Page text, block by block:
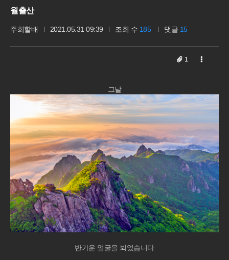
월출산
주희할배 2021.05.31 09:39 조회 수 185 댓글 15
1
그날
반가운 얼굴을 뵈었습니다